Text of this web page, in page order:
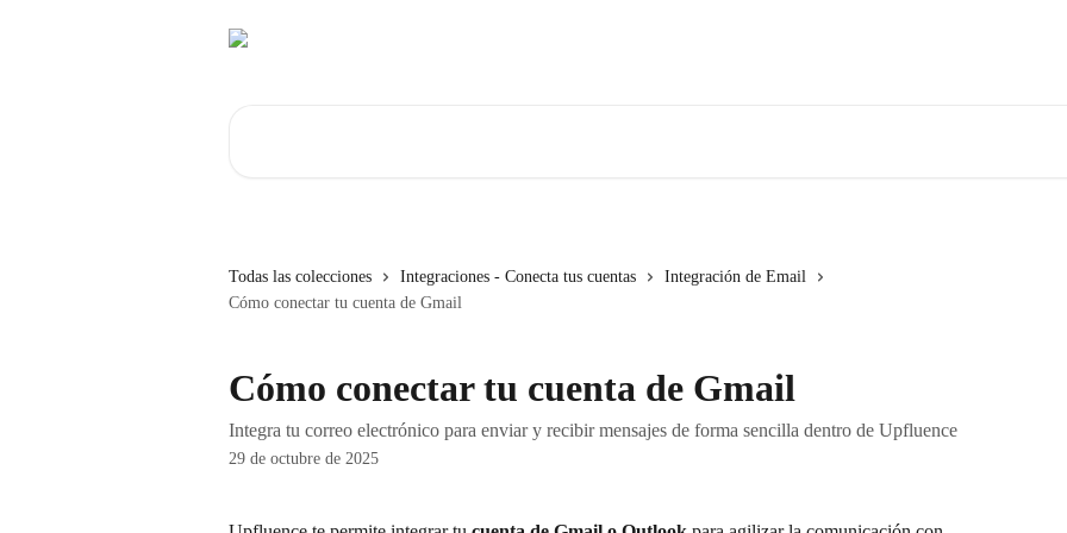
Todas las colecciones Integraciones - Conecta tus cuentas
Integración de Email
Cómo conectar tu cuenta de Gmail
Cómo conectar tu cuenta de Gmail
Integra tu correo electrónico para enviar y recibir mensajes de forma sencilla dentro de Upfluence
29 de octubre de 2025